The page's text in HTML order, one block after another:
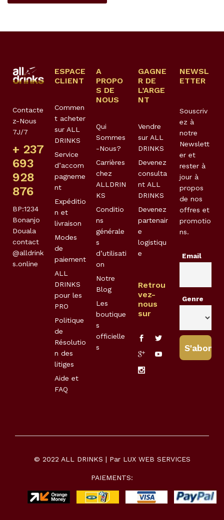
Contacte
z-Nous
7J/7
+ 237
693
928
876
BP:1234
Bonanjo
Douala
contact
@alldrink
s.online
ESPACE
CLIENT
Commen
t acheter
sur ALL
DRINKS
Service
d’accom
pagneme
nt
Expéditio
n et
livraison
Modes
de
paiement
ALL
DRINKS
pour les
PRO
Politique
de
Résolutio
n des
litiges
Aide et
FAQ
A
PROPO
S DE
NOUS
Qui
Sommes
-Nous?
Carrières
chez
ALLDRIN
KS
Conditio
ns
générale
s
d’utilisati
on
Notre
Blog
Les
boutique
s
officielle
s
GAGNE
R DE
L’ARGE
NT
Vendre
sur ALL
DRINKS
Devenez
consulta
nt ALL
DRINKS
Devenez
partenair
e
logistiqu
e
Retrou
vez-
nous
sur
NEWSL
ETTER
Souscriv
ez à
notre
Newslett
er et
rester à
jour à
propos
de nos
offres et
promotio
ns.
Email
Genre
© 2022 ALL DRINKS | Par LUX WEB SERVICES
PAIEMENTS: